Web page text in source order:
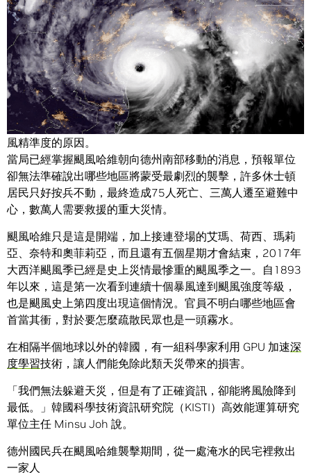
Share
只要問問休士頓的居民，便能明白為何我們需要增進預測颶
風精準度的原因。
當局已經掌握颶風哈維朝向德州南部移動的消息，預報單位
卻無法準確說出哪些地區將蒙受最劇烈的襲擊，許多休士頓
居民只好按兵不動，最終造成75人死亡、三萬人遷至避難中
心，數萬人需要救援的重大災情。
颶風哈維只是這是開端，加上接連登場的艾瑪、荷西、瑪莉
亞、奈特和奧菲莉亞，而且還有五個星期才會結束，2017年
大西洋颶風季已經是史上災情最慘重的颶風季之一。自1893
年以來，這是第一次看到連續十個暴風達到颶風強度等級，
也是颶風史上第四度出現這個情況。官員不明白哪些地區會
首當其衝，對於要怎麼疏散民眾也是一頭霧水。
在相隔半個地球以外的韓國，有一組科學家利用 GPU 加速深
度學習技術，讓人們能免除此類天災帶來的損害。
「我們無法躲避天災，但是有了正確資訊，卻能將風險降到
最低。」韓國科學技術資訊研究院（KISTI）高效能運算研究
單位主任 Minsu Joh 說。
德州國民兵在颶風哈維襲擊期間，從一處淹水的民宅裡救出
一家人